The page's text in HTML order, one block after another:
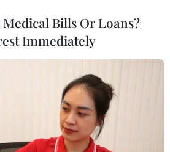
Bills Or Loans?
Immediately